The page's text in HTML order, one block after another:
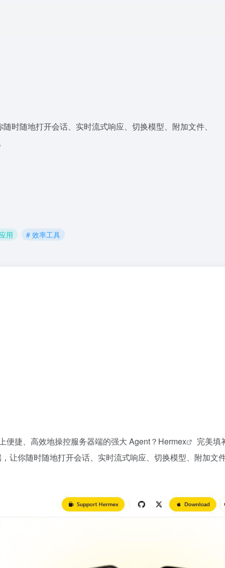
时随地打开会话、实时流式响应、切换模型、附加文件、
用 # 效率工具
便捷、高效地操控服务器端的强大 Agent？ Hermex
完美填
让你随时随地打开会话、实时流式响应、切换模型、附加文